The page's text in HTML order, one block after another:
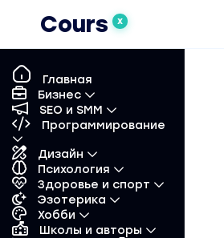
Cours X
Главная
Бизнес
SEO и SMM
Программирование
Дизайн
Психология
Здоровье и спорт
Эзотерика
Хобби
Школы и авторы